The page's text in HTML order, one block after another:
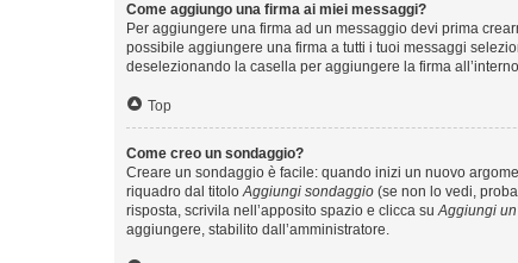
Come aggiungo una firma ai miei messaggi?
Per aggiungere una firma ad un messaggio devi prima
possibile aggiungere una firma a tutti i tuoi messaggi
deselezionando la casella per aggiungere la firma
Top
Come creo un sondaggio?
Creare un sondaggio è facile: quando inizi un nuovo
riquadro dal titoloAggiungi sondaggio (se non lo vedi,
risposta, scrivila nell’apposito spazio e clicca suAggiungi
aggiungere, stabilito dall’amministratore.